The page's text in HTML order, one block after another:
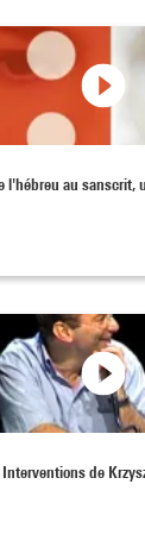
l'hébreu au sanscrit,
de